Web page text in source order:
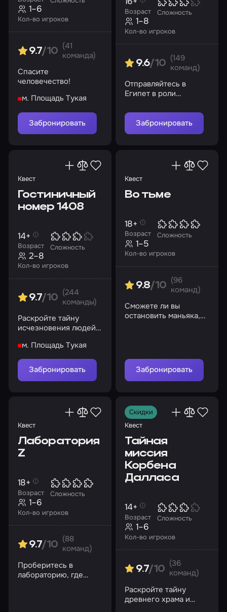
Кол-во игроков
1–6
9.7/10
(41
команда)
Спасите
человечество!
м. Площадь Тукая
Забронировать
Возраст Сложность
Кол-во игроков
1–8
9.6/10
(149
команд)
Отправляйтесь в
Египет в роли
тайну первого чуда
света
Забронировать
Квест
Гостиничный
номер 1408
Возраст
14+
Сложность
Кол-во игроков
2–8
9.7/10
(244
команды)
Раскройте тайну
исчезновения людей
или станете жильцами
комнаты навсегда
м. Площадь Тукая
Забронировать
Квест
Во тьме
Возраст
18+
Сложность
Кол-во игроков
1–5
9.8/10
(96
команд)
Сможете ли вы
остановить маньяка,
Забронировать
Квест
Лаборатория
Z
Возраст
18+
Сложность
Кол-во игроков
1–6
9.7/10
(88
команд)
Проберитесь в
лабораторию, где
Скидки
Квест
Тайная
миссия
Корбена
Далласа
Возраст
14+
Сложность
Кол-во игроков
1–6
9.7/10
(36
команд)
Раскройте тайну
древнего храма и